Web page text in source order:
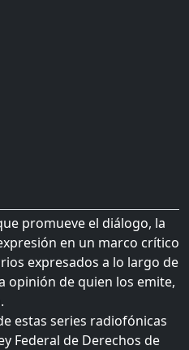
promueve el diálogo, la
en un marco crítico
expresados a lo largo de
opinión de quien los emite,
estas series radiofónicas
Federal de Derechos de